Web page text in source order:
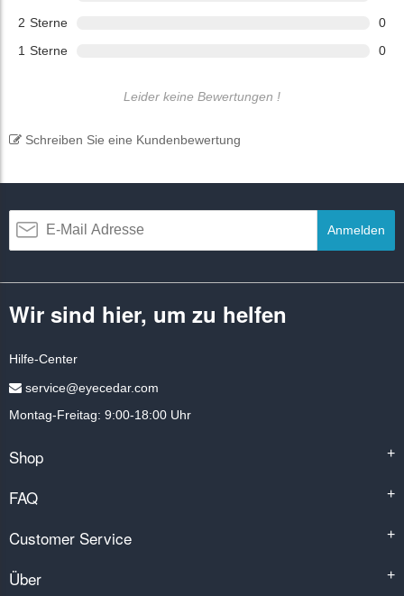
2 Sterne
0
1 Sterne 0
Leider keine Bewertungen !
Schreiben Sie eine Kundenbewertung
Anmelden
Wir sind hier, um zu helfen
Hilfe-Center
service@eyecedar.com
Montag-Freitag: 9:00-18:00 Uhr
Shop +
FAQ +
Customer Service +
Über +